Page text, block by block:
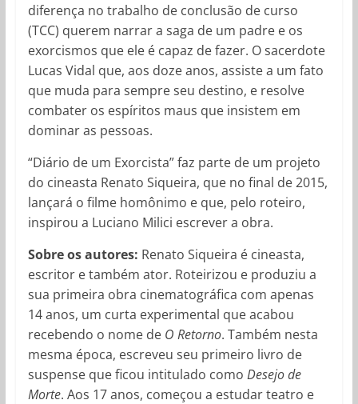
diferença no trabalho de conclusão de curso
(TCC) querem narrar a saga de um padre e os
exorcismos que ele é capaz de fazer. O sacerdote
Lucas Vidal que, aos doze anos, assiste a um fato
que muda para sempre seu destino, e resolve
combater os espíritos maus que insistem em
dominar as pessoas.
“Diário de um Exorcista” faz parte de um projeto
do cineasta Renato Siqueira, que no final de 2015,
lançará o filme homônimo e que, pelo roteiro,
inspirou a Luciano Milici escrever a obra.
Sobre os autores: Renato Siqueira é cineasta,
escritor e também ator. Roteirizou e produziu a
sua primeira obra cinematográfica com apenas
14 anos, um curta experimental que acabou
recebendo o nome de O Retorno. Também nesta
mesma época, escreveu seu primeiro livro de
suspense que ficou intitulado como Desejo de
Morte. Aos 17 anos, começou a estudar teatro e